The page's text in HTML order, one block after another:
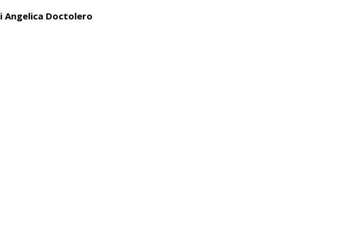
Angelica Doctolero